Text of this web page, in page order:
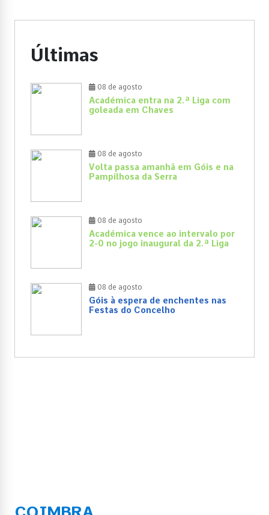
Últimas
08 de agosto
Académica entra na 2.ª Liga com
goleada em Chaves
08 de agosto
Volta passa amanhã em Góis e na
Pampilhosa da Serra
08 de agosto
Académica vence ao intervalo por
2-0 no jogo inaugural da 2.ª Liga
08 de agosto
Góis à espera de enchentes nas
Festas do Concelho